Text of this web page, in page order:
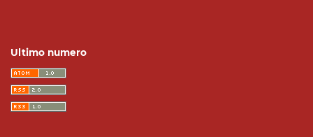
Ultimo numero